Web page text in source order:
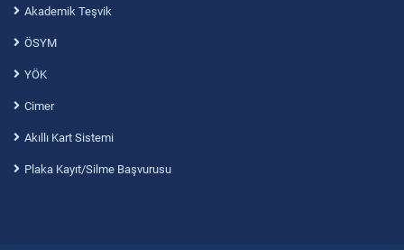
Akademik Teşvik
ÖSYM
YÖK
Cimer
Akıllı Kart Sistemi
Plaka Kayıt/Silme Başvurusu